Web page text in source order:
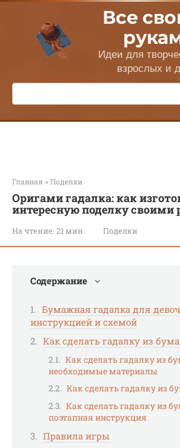
Перейти
контенту
Все
Идеи для
взрослых и
Поиск:
Главная » Поделки
Оригами гадалка: как
интересную поделку своими
На чтение: 21 мин Поделки
Содержание
Бумажная гадалка для
инструкцией и схемой
Как сделать гадалку из
Как сделать гадалку из
необходимые материалы
Как сделать гадалку из
Как сделать гадалку из
поэтапная инструкция
Правила игры